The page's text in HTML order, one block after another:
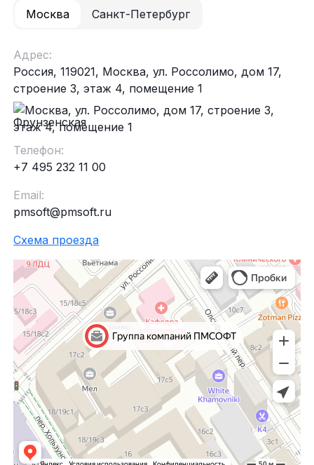
Москва Санкт-Петербург
Адрес:
Россия, 119021, Москва, ул. Россолимо, дом 17,
строение 3, этаж 4, помещение 1
Фрунзенская
Телефон:
+7 495 232 11 00
Email:
pmsoft@pmsoft.ru
Схема проезда